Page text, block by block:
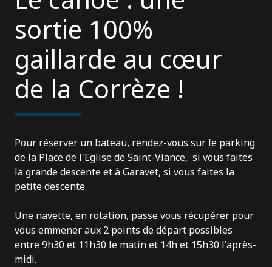
sortie 100%
gaillarde au cœur
de la Corrèze !
Pour réserver un bateau, rendez-vous sur le parking
de la Place de l'Eglise de Saint-Viance, si vous faites
la grande descente et à Garavet, si vous faites la
petite descente.
Une navette, en rotation, passe vous récupérer pour
vous emmener aux 2 points de départ possibles
entre 9h30 et 11h30 le matin et 14h et 15h30 l'après-
midi.